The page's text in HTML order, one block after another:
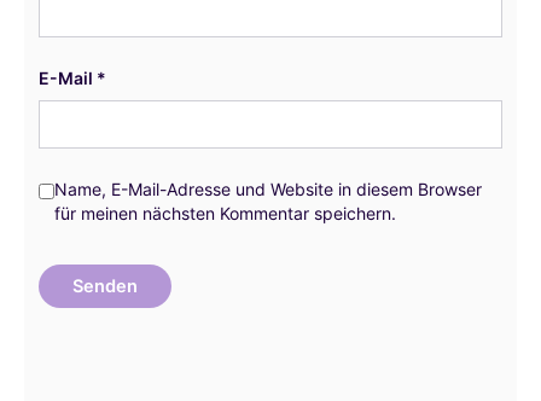
E-Mail *
Name, E-Mail-Adresse und Website in diesem Browser
für meinen nächsten Kommentar speichern.